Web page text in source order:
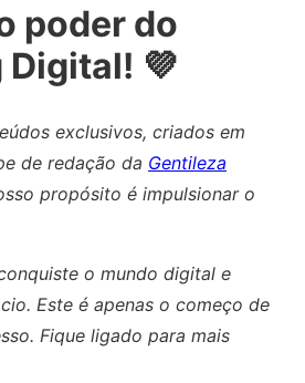
poder do
💜
exclusivos, criados em
de redação da Gentileza
propósito é impulsionar o
o mundo digital e
Este é apenas o começo de
Fique ligado para mais